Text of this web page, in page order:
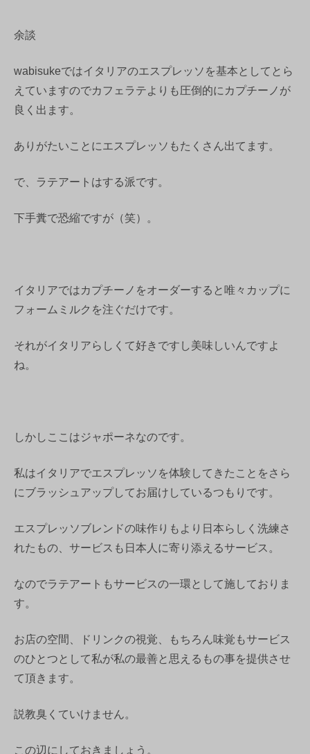
余談
wabisukeではイタリアのエスプレッソを基本としてとら
えていますのでカフェラテよりも圧倒的にカプチーノが
良く出ます。
ありがたいことにエスプレッソもたくさん出てます。
で、ラテアートはする派です。
下手糞で恐縮ですが（笑）。
イタリアではカプチーノをオーダーすると唯々カップに
フォームミルクを注ぐだけです。
それがイタリアらしくて好きですし美味しいんですよ
ね。
しかしここはジャポーネなのです。
私はイタリアでエスプレッソを体験してきたことをさら
にブラッシュアップしてお届けしているつもりです。
エスプレッソブレンドの味作りもより日本らしく洗練さ
れたもの、サービスも日本人に寄り添えるサービス。
なのでラテアートもサービスの一環として施しておりま
す。
お店の空間、ドリンクの視覚、もちろん味覚もサービス
のひとつとして私が私の最善と思えるもの事を提供させ
て頂きます。
説教臭くていけません。
この辺にしておきましょう。